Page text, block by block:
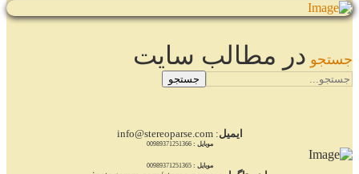
جستجو در مطالب سایت
جستجو
ایمیل : info@stereoparse.com
موبایل :00989371251366
موبایل :00989371251365